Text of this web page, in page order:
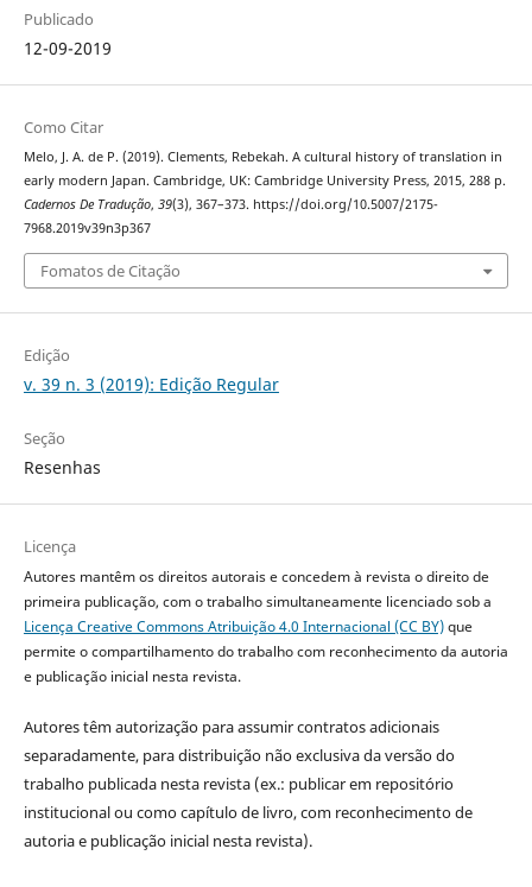
Publicado
12-09-2019
Como Citar
Melo, J. A. de P. (2019). Clements, Rebekah. A cultural history of translation in
early modern Japan. Cambridge, UK: Cambridge University Press, 2015, 288 p.
Cadernos De Tradução, 39(3), 367–373. https://doi.org/10.5007/2175-
7968.2019v39n3p367
Fomatos de Citação
Edição
v. 39 n. 3 (2019): Edição Regular
Seção
Resenhas
Licença
Autores mantêm os direitos autorais e concedem à revista o direito de
primeira publicação, com o trabalho simultaneamente licenciado sob a
Licença Creative Commons Atribuição 4.0 Internacional (CC BY)que
permite o compartilhamento do trabalho com reconhecimento da autoria
e publicação inicial nesta revista.
Autores têm autorização para assumir contratos adicionais
separadamente, para distribuição não exclusiva da versão do
trabalho publicada nesta revista (ex.: publicar em repositório
institucional ou como capítulo de livro, com reconhecimento de
autoria e publicação inicial nesta revista).